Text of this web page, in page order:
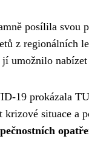
posílila svou
z regionálních
jí umožnilo
19 prokázala
krizové situace a